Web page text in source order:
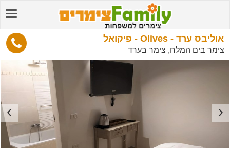
אוליבס ערד - Olives - פיקואל
צימר בים המלח, צימר בערד